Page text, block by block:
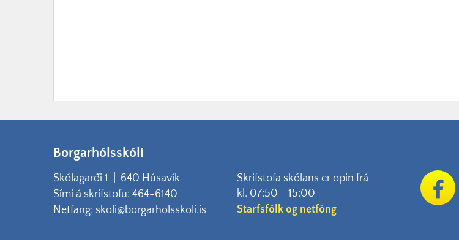
Borgarhólsskóli
Skólagarði 1 | 640 Húsavík
Sími á skrifstofu: 464-6140
Netfang: skoli@borgarholsskoli.is
Skrifstofa skólans er opin frá
kl. 07:50 - 15:00
Starfsfólk og netföng